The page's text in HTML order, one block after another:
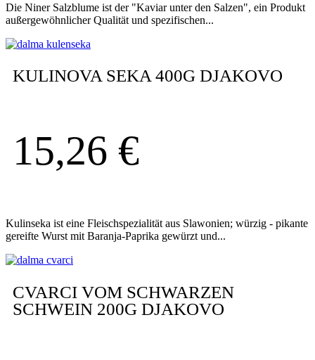
Die Niner Salzblume ist der "Kaviar unter den Salzen", ein Produkt
außergewöhnlicher Qualität und spezifischen...
KULINOVA SEKA 400G DJAKOVO
15,26 €
Kulinseka ist eine Fleischspezialität aus Slawonien; würzig - pikante
gereifte Wurst mit Baranja-Paprika gewürzt und...
CVARCI VOM SCHWARZEN
SCHWEIN 200G DJAKOVO